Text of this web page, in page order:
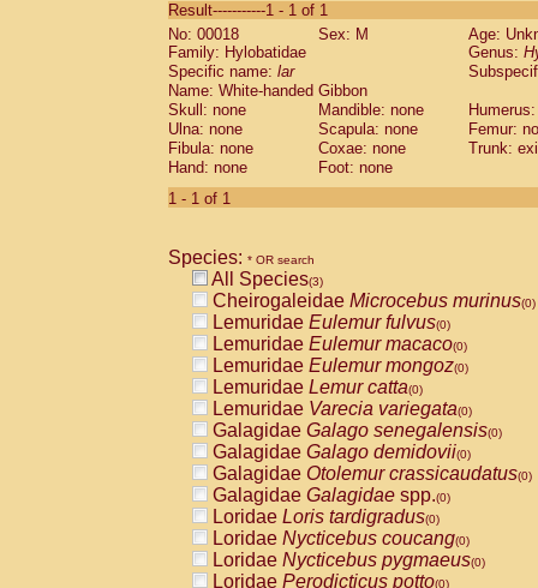
CebidaeSaguinus labiatus(0)
Cebidae Saguinus leucopus (0)
CebidaeSaguinus midas
CebidaeSaguinus mystax
CebidaeSaguinus nigricollis (0)
Cebidae Saguinus oedipus
Cebidae Saguinus weddelli
Cebidae Saguinusspp.
CebidaeAotus trivirgatus(0)
CebidaeCebus albifrons(0)
Cebidae Cebus capucinus
CebidaeCebus nigrivittatus
CebidaeCebus spp.(0)
CebidaeSaimiri boliviensis(0)
CebidaeSaimiri sciureus(0)
AtelidaeAlouatta caraya(0)
AtelidaeAlouatta fusca(0)
AtelidaeAlouatta seniculus(0)
AtelidaeAlouattaspp.(0)
AtelidaeAteles belzebuth(0)
AtelidaeAteles geoffroyi(0)
AtelidaeAteles paniscus(0)
Atelidae Atelesspp.(0)
AtelidaeLagothrix lagothricha(0)
AtelidaeLagothrix lagothricha cana
PitheciidaeCacajao calvus
Result-----------1 - 1 of 1
No: 00018
Sex: M
Age:
Family: Hylobatidae
Genus:
Specific name: lar
Name: White-handed Gibbon
Skull: none
Mandible: none
Ulna: none
Scapula: none
Femur:
Fibula: none
Coxae: none
Trunk:
Hand: none
Foot: none
1 - 1 of 1
Species: * OR search
All Species(3)
Cheirogaleidae Microcebus murinus(0)
Lemuridae Eulemur fulvus(0)
Lemuridae Eulemur macaco(0)
Lemuridae Eulemur mongoz(0)
Lemuridae Lemur catta(0)
Lemuridae Varecia variegata(0)
Galagidae Galago senegalensis(0)
Galagidae Galago demidovii(0)
Galagidae Otolemur crassicaudatus(0)
Galagidae Galagidae spp.(0)
Loridae Loris tardigradus(0)
Loridae Nycticebus coucang(0)
Loridae Nycticebus pygmaeus(0)
Loridae Perodicticus potto(0)